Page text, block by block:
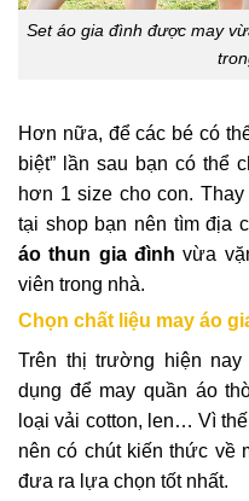
Set áo gia đình được may
Hơn nữa, để các bé có
biệt” lần sau bạn có thể
hơn 1 size cho con.
tại shop bạn nên tìm địa
áo thun gia đình vừa
viên trong nhà.
Chọn chất liệu may áo
Trên thị trường hiện
dụng để may quần áo
loại vải cotton, len… Vì
nên có chút kiến thức về
đưa ra lựa chọn tốt nhất.